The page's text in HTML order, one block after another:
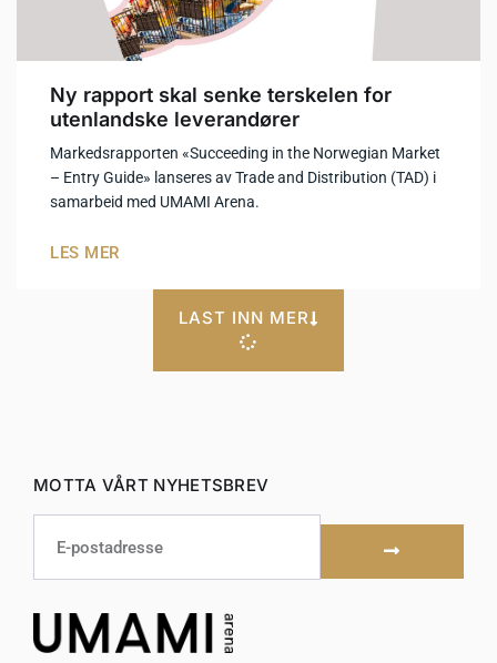
Ny rapport skal senke terskelen for
utenlandske leverandører
Markedsrapporten «Succeeding in the Norwegian Market
– Entry Guide» lanseres av Trade and Distribution (TAD) i
samarbeid med UMAMI Arena.
LES MER
LAST INN MER
MOTTA VÅRT NYHETSBREV